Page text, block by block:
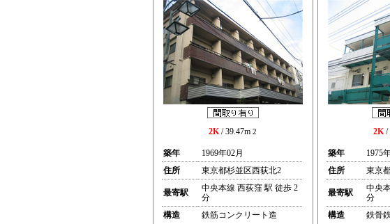
2K/ 39.47m 2
築年
1969年02月
住所
東京都杉並区西荻北2
最寄駅
中央本線 西荻窪 駅 徒歩 2
分
構造
鉄筋コンクリート造
2K/
築年
1975
住所
東京
最寄駅
中央
分
構造
鉄骨